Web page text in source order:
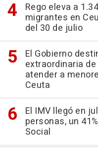
Rego eleva a
migrantes en
del 30 de julio
El Gobierno
extraordinaria
atender a
Ceuta
El IMV llegó en
personas, un
Social